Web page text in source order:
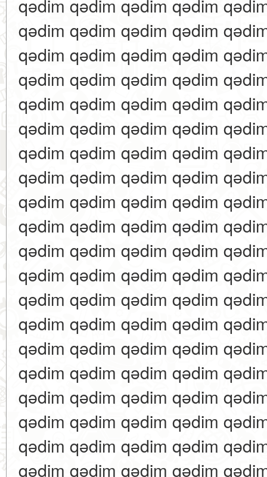
qədim qədim qədim qədim
qədim qədim qədim qədim
qədim qədim qədim qədim
qədim qədim qədim qədim
qədim qədim qədim qədim
qədim qədim qədim qədim
qədim qədim qədim qədim
qədim qədim qədim qədim
qədim qədim qədim qədim
qədim qədim qədim qədim
qədim qədim qədim qədim
qədim qədim qədim qədim
qədim qədim qədim qədim
qədim qədim qədim qədim
qədim qədim qədim qədim
qədim qədim qədim qədim
qədim qədim qədim qədim
qədim qədim qədim qədim
qədim qədim qədim qədim
qədim qədim qədim qədim